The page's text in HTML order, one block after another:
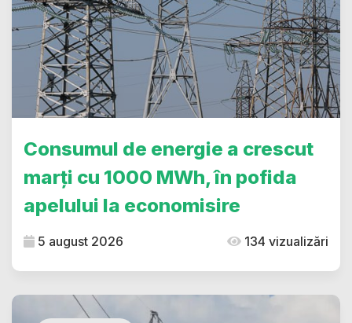
Consumul de energie a crescut
marți cu 1000 MWh, în pofida
apelului la economisire
5 august 2026 134 vizualizări